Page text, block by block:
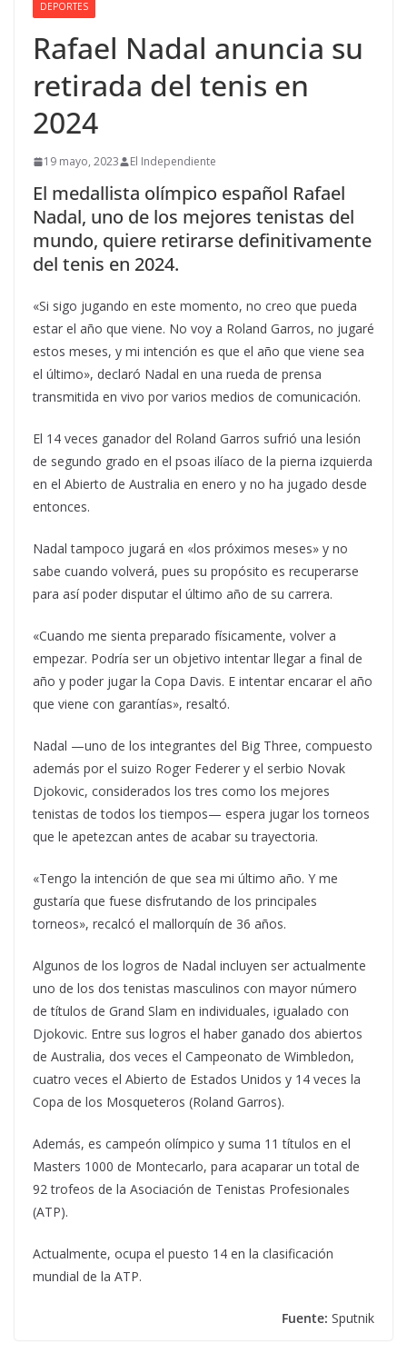
DEPORTES
Rafael Nadal anuncia su
retirada del tenis en
2024
19 mayo, 2023 El Independiente
El medallista olímpico español Rafael
Nadal, uno de los mejores tenistas del
mundo, quiere retirarse definitivamente
del tenis en 2024.
«Si sigo jugando en este momento, no creo que pueda
estar el año que viene. No voy a Roland Garros, no jugaré
estos meses, y mi intención es que el año que viene sea
el último», declaró Nadal en una rueda de prensa
transmitida en vivo por varios medios de comunicación.
El 14 veces ganador del Roland Garros sufrió una lesión
de segundo grado en el psoas ilíaco de la pierna izquierda
en el Abierto de Australia en enero y no ha jugado desde
entonces.
Nadal tampoco jugará en «los próximos meses» y no
sabe cuando volverá, pues su propósito es recuperarse
para así poder disputar el último año de su carrera.
«Cuando me sienta preparado físicamente, volver a
empezar. Podría ser un objetivo intentar llegar a final de
año y poder jugar la Copa Davis. E intentar encarar el año
que viene con garantías», resaltó.
Nadal —uno de los integrantes del Big Three, compuesto
además por el suizo Roger Federer y el serbio Novak
Djokovic, considerados los tres como los mejores
tenistas de todos los tiempos— espera jugar los torneos
que le apetezcan antes de acabar su trayectoria.
«Tengo la intención de que sea mi último año. Y me
gustaría que fuese disfrutando de los principales
torneos», recalcó el mallorquín de 36 años.
Algunos de los logros de Nadal incluyen ser actualmente
uno de los dos tenistas masculinos con mayor número
de títulos de Grand Slam en individuales, igualado con
Djokovic. Entre sus logros el haber ganado dos abiertos
de Australia, dos veces el Campeonato de Wimbledon,
cuatro veces el Abierto de Estados Unidos y 14 veces la
Copa de los Mosqueteros (Roland Garros).
Además, es campeón olímpico y suma 11 títulos en el
Masters 1000 de Montecarlo, para acaparar un total de
92 trofeos de la Asociación de Tenistas Profesionales
(ATP).
Actualmente, ocupa el puesto 14 en la clasificación
mundial de la ATP.
Fuente: Sputnik